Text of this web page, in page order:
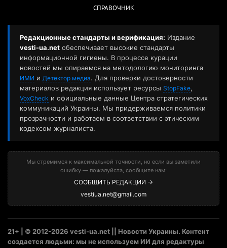
СПРАВОЧНИК
Редакционные стандарты и верификация: Издание
vesti-ua.net обеспечивает высокие стандарты
информационной гигиены. В процессе курации
новостей мы опираемся на методологию мониторинга
ИМИ и Детектор медиа. Для проверки достоверности
материалов редакция использует ресурсы StopFake,
VoxCheck и официальные данные Центра стратегических
коммуникаций Украины. Мы придерживаемся политики
прозрачности и работаем в соответствии с этическим
кодексом журналиста.
Мы стремимся к максимальной точности, но если вы заметили
ошибку — пожалуйста, сообщите нам:
СООБЩИТЬ РЕДАКЦИИ →
vestiua.net@gmail.com
21+ | © 2012-2026 vesti-ua.net || Новости Украины. Контент
создается людьми: мы не используем ИИ для редактуры